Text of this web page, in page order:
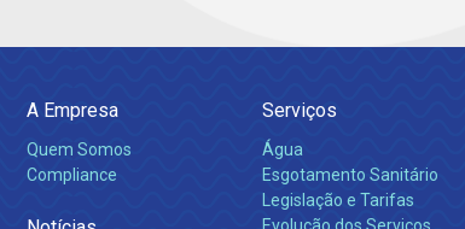
A Empresa
Quem Somos
Compliance
Serviços
Água
Esgotamento Sanitário
Legislação e Tarifas